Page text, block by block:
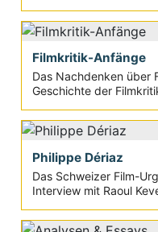
Filmkritik-Anfänge
Das Nachdenken über
Geschichte der
Philippe Dériaz
Das Schweizer Film-
Interview mit Raoul